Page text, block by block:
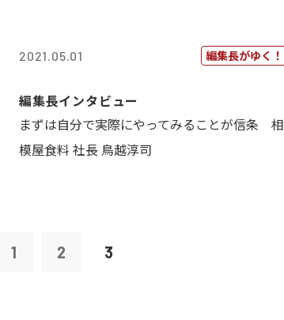
2021.05.01 編集長がゆく！
編集長インタビュー
まずは自分で実際にやってみることが信条 相
模屋食料 社長 鳥越淳司
1 2 3